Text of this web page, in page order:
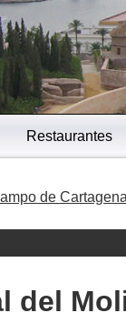
Restaurantes
de Cartagena
del